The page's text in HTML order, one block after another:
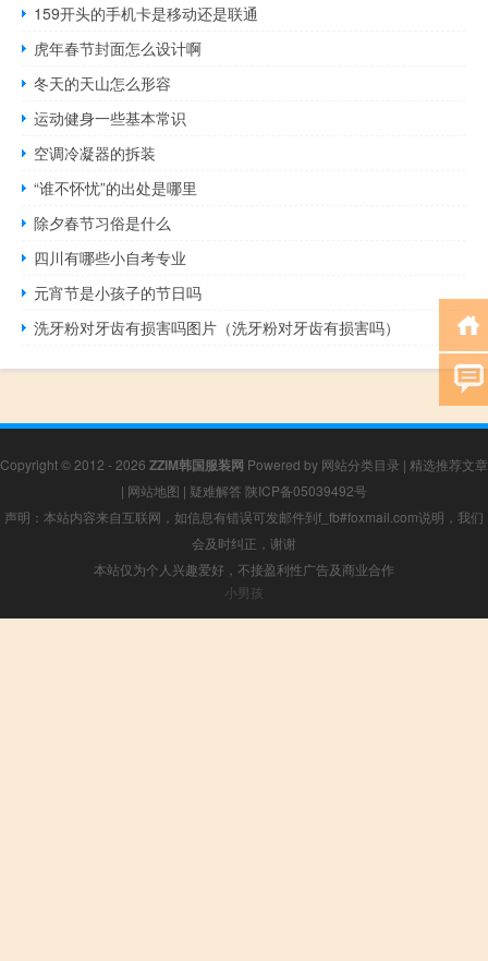
159开头的手机卡是移动还是联通
虎年春节封面怎么设计啊
冬天的天山怎么形容
运动健身一些基本常识
空调冷凝器的拆装
“谁不怀忧”的出处是哪里
除夕春节习俗是什么
四川有哪些小自考专业
元宵节是小孩子的节日吗
洗牙粉对牙齿有损害吗图片（洗牙粉对牙齿有损害吗）
Copyright © 2012 - 2026 ZZIM韩国服装网 Powered by 网站分类目录 | 精选推荐文章
| 网站地图 | 疑难解答 陕ICP备05039492号
声明：本站内容来自互联网，如信息有错误可发邮件到f_fb#foxmail.com说明，我们
会及时纠正，谢谢
本站仅为个人兴趣爱好，不接盈利性广告及商业合作
小男孩